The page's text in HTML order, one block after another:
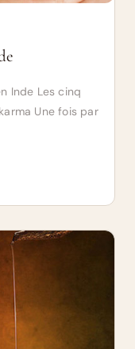
Inde Les cinq
Une fois par